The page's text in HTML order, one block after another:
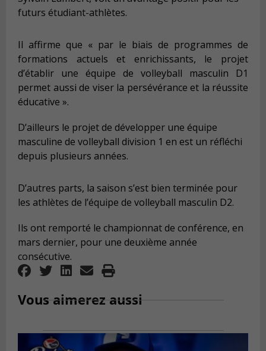
futurs étudiant-athlètes.
Il affirme que « par le biais de programmes de
formations actuels et enrichissants, le projet
d’établir une équipe de volleyball masculin D1
permet aussi de viser la persévérance et la réussite
éducative ».
D’ailleurs le projet de développer une équipe
masculine de volleyball division 1 en est un réfléchi
depuis plusieurs années.
D’autres parts, la saison s’est bien terminée pour
les athlètes de l’équipe de volleyball masculin D2.
Ils ont remporté le championnat de conférence, en
mars dernier, pour une deuxième année
consécutive.
Vous aimerez aussi